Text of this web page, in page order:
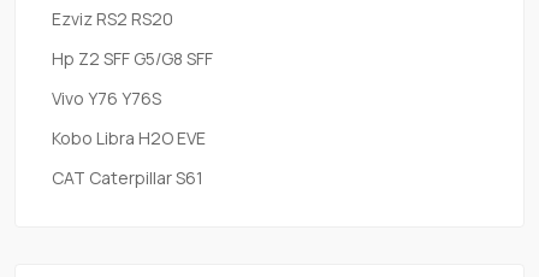
Ezviz RS2 RS20
Hp Z2 SFF G5/G8 SFF
Vivo Y76 Y76S
Kobo Libra H2O EVE
CAT Caterpillar S61